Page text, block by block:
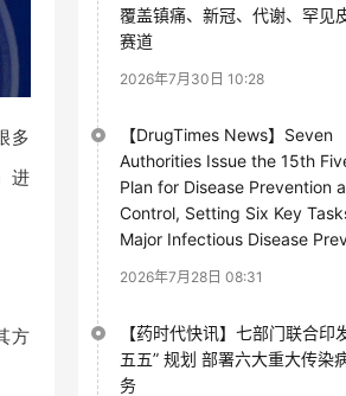
多
进
方
覆盖镇痛、新冠、代谢、罕见
赛道
2026年7月30日 10:28
【DrugTimes News】Seven
Authorities Issue the 15th
Plan for Disease Prevention
Control, Setting Six Key
Major Infectious Disease
2026年7月28日 08:31
【药时代快讯】七部门联合印
五五” 规划 部署六大重大传染
务